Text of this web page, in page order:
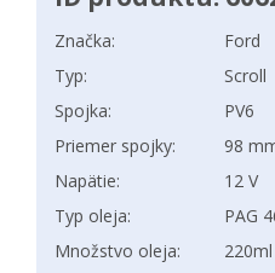
Značka:
Ford
Typ:
Scroll
Spojka:
PV6
Priemer spojky:
98
Napätie:
12 V
Typ oleja:
PAG
Množstvo oleja:
220ml